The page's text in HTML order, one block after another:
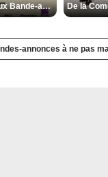
Les Matins merveilleux Bande-annonce VF
annonces à ne pas